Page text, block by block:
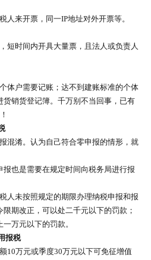
人来开票，同一IP地址对外开票等。
短时间内开具大量票，且法人或负责人
体户需要记账；达不到建账标准的个体
货销货登记簿。千万别不当回事，已有
混淆。认为自己符合零申报的情形，就
也是需要在规定时间向税务局进行报
人未按照规定的期限办理纳税申报和报
期改正，可以处二千元以下的罚款；
万元以下的罚款。
报税
10万元或季度30万元以下可免征增值